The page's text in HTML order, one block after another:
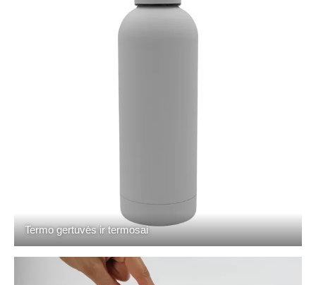
Termo gertuvės ir termosai